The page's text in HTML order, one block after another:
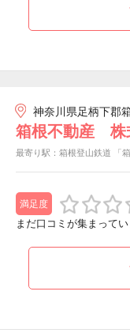
神奈川県足柄下郡
箱根不動産 株
最寄り駅：箱根登山鉄道 「
満足度
まだ口コミが集まって